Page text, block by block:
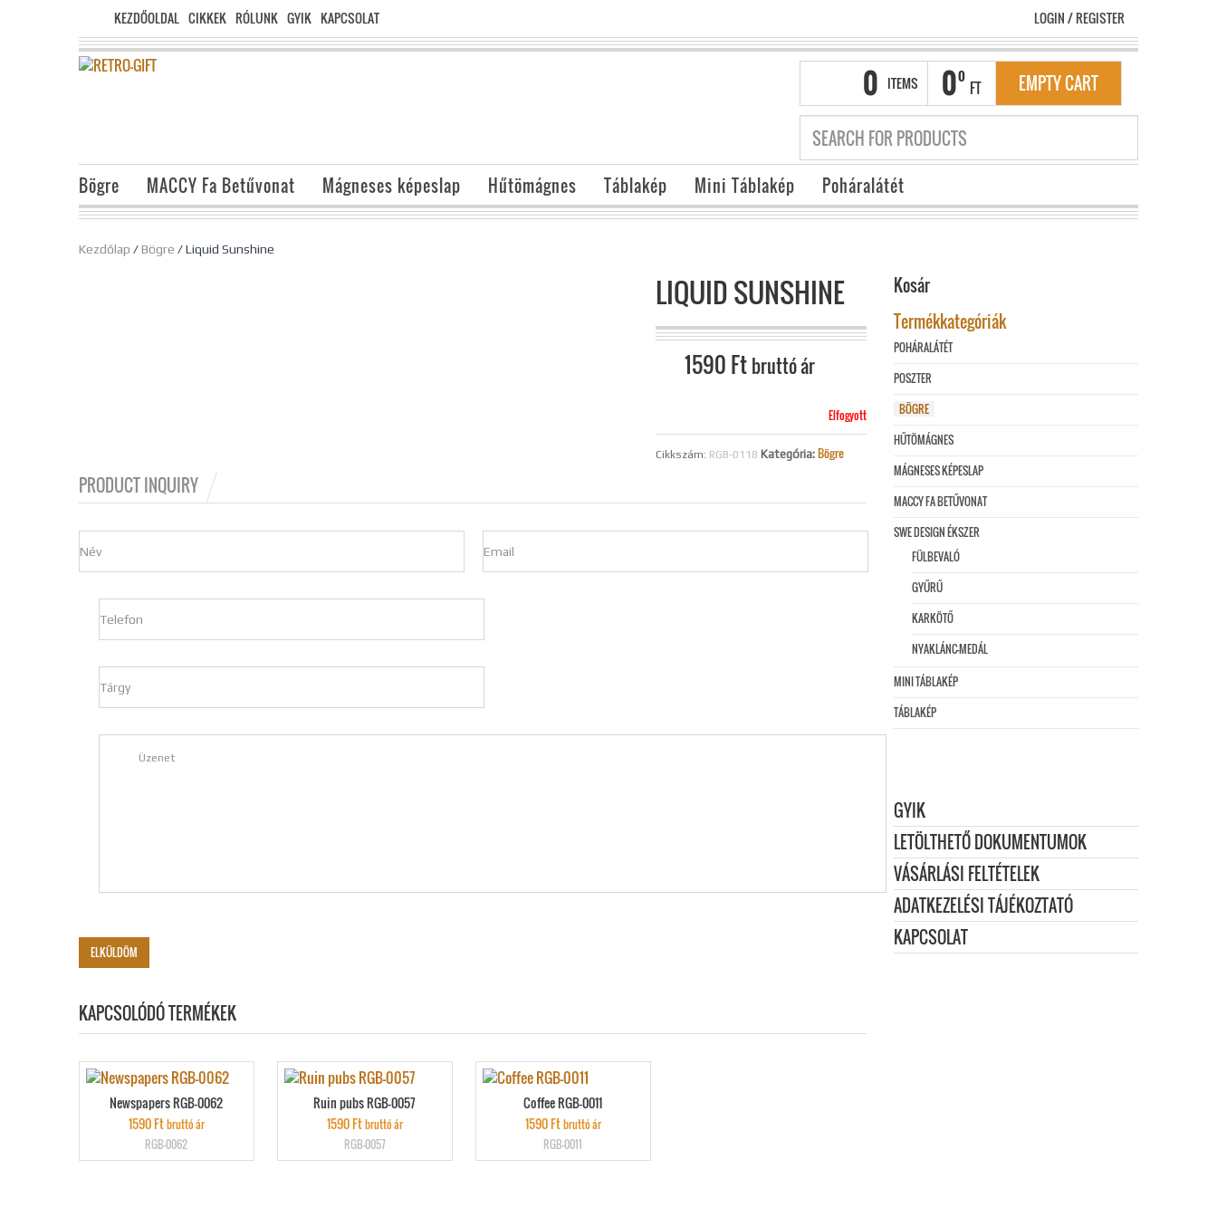
KEZDŐOLDAL CIKKEK RÓLUNK GYIK KAPCSOLAT LOGIN/REGISTER
0 ITEMS 00
FT EMPTY CART
Bögre MACCY Fa Betűvonat Mágneses képeslap Hűtömágnes Táblakép Mini Táblakép Poháralátét
Kezdőlap /Bögre / Liquid Sunshine
LIQUID SUNSHINE
1590Ft bruttó ár
Elfogyott
Cikkszám: RGB-0118 Kategória: Bögre
PRODUCT INQUIRY
KAPCSOLÓDÓ TERMÉKEK
Newspapers RGB-0062
1590Ftbruttó ár
RGB-0062
Ruin pubs RGB-0057
1590Ftbruttó ár
RGB-0057
Coffee RGB-0011
1590Ftbruttó ár
RGB-0011
Kosár
Termékkategóriák
POHÁRALÁTÉT
POSZTER
BÖGRE
HŰTÖMÁGNES
MÁGNESES KÉPESLAP
MACCY FA BETŰVONAT
SWE DESIGN ÉKSZER
FÜLBEVALÓ
GYŰRŰ
KARKÖTŐ
NYAKLÁNC-MEDÁL
MINI TÁBLAKÉP
TÁBLAKÉP
GYIK
LETÖLTHETŐ DOKUMENTUMOK
VÁSÁRLÁSI FELTÉTELEK
ADATKEZELÉSI TÁJÉKOZTATÓ
KAPCSOLAT